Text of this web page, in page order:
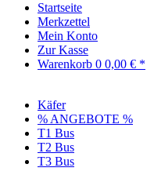
Startseite
Merkzettel
Mein Konto
Zur Kasse
Warenkorb 0 0,00 € *
Käfer
% ANGEBOTE %
T1 Bus
T2 Bus
T3 Bus